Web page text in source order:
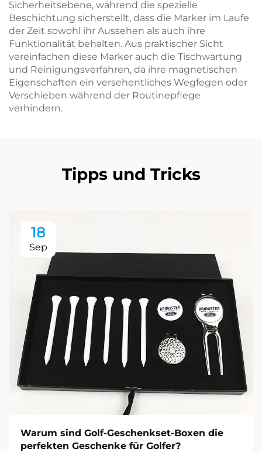
Sicherheitsebene, während die spezielle
Beschichtung sicherstellt, dass die Marker im Laufe
der Zeit sowohl ihr Aussehen als auch ihre
Funktionalität behalten. Aus praktischer Sicht
vereinfachen diese Marker auch die Tischwartung
und Reinigungsverfahren, da ihre magnetischen
Eigenschaften ein versehentliches Wegfegen oder
Verschieben während der Routinepflege
verhindern.
Tipps und Tricks
18
Sep
Warum sind Golf-Geschenkset-Boxen die
perfekten Geschenke für Golfer?